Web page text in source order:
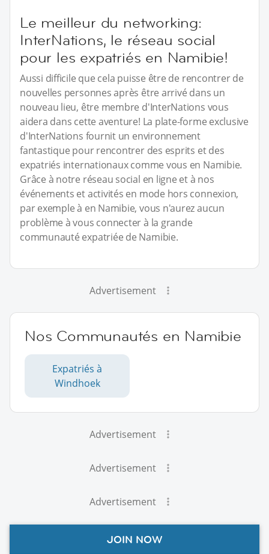
Le meilleur du networking:
InterNations, le réseau social
pour les expatriés en Namibie!
Aussi difficile que cela puisse être de rencontrer de
nouvelles personnes après être arrivé dans un
nouveau lieu, être membre d'InterNations vous
aidera dans cette aventure! La plate-forme exclusive
d'InterNations fournit un environnement
fantastique pour rencontrer des esprits et des
expatriés internationaux comme vous en Namibie.
Grâce à notre réseau social en ligne et à nos
événements et activités en mode hors connexion,
par exemple à en Namibie, vous n'aurez aucun
problème à vous connecter à la grande
communauté expatriée de Namibie.
Advertisement
Nos Communautés en Namibie
Expatriés à
Windhoek
Advertisement
Advertisement
Advertisement
JOIN NOW